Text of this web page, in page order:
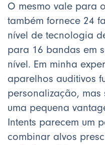
O mesmo vale para
também fornece 24
nível de tecnologia
para 16 bandas em
nível. Em minha
aparelhos auditivos
personalização, mas
uma pequena
Intents parecem um
combinar alvos